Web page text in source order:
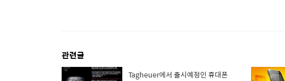
관련글
Tagheuer에서 출시예정인 휴대폰